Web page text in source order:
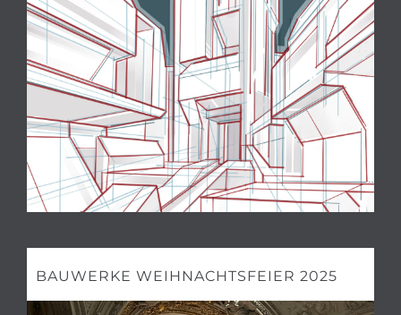
BAUWERKE WEIHNACHTSFEIER 2025